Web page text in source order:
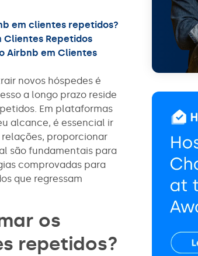
em clientes repetidos?
Clientes Repetidos
Airbnb em Clientes
novos hóspedes é
a longo prazo reside
Em plataformas
alcance, é essencial ir
proporcionar
são fundamentais para
comprovadas para
que regressam
os
repetidos?